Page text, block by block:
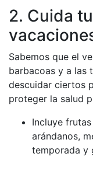
2. Cuida
Sabemos que el
barbacoas y a las
descuidar ciertos
proteger la salud
Incluye
arándanos,
temporada y